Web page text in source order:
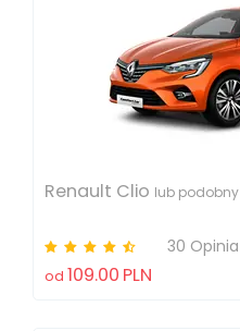
Renault Clio lub podobny
30 Opinia
od 109.00 PLN